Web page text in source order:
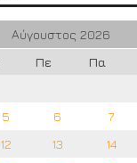
Αύγουστος 2026
Πε Πα
5 6 7
12 13 14